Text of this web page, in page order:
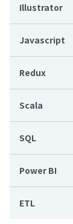
Illustrator
Javascript
Redux
Scala
SQL
Power BI
ETL